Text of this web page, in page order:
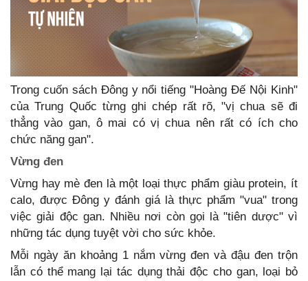
Trong cuốn sách Đông y nổi tiếng "Hoàng Đế Nội Kinh"
của Trung Quốc từng ghi chép rất rõ, "vị chua sẽ đi
thẳng vào gan, ô mai có vị chua nên rất có ích cho
chức năng gan".
Vừng đen
Vừng hay mè đen là một loại thực phẩm giàu protein, ít
calo, được Đông y đánh giá là thực phẩm "vua" trong
việc giải độc gan. Nhiều nơi còn gọi là "tiên dược" vì
những tác dụng tuyệt vời cho sức khỏe.
Mỗi ngày ăn khoảng 1 nắm vừng đen và đậu đen trộn
lẫn có thể mang lại tác dụng thải độc cho gan, loại bỏ